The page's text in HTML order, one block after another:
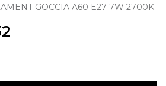
GOCCIA A60 E27 7W 2700K